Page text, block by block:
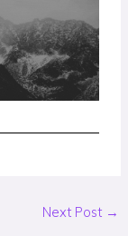
Next Post →